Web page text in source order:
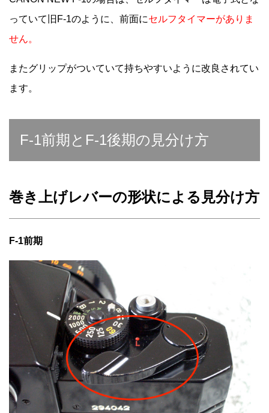
っていて旧F-1のように、前面にセルフタイマーがありま
せん。
またグリップがついていて持ちやすいように改良されてい
ます。
F-1前期とF-1後期の見分け方
巻き上げレバーの形状による見分け方
F-1前期